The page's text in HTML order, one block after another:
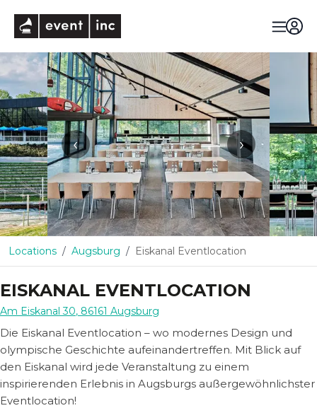
‹ ›
Locations Augsburg Eiskanal Eventlocation
EISKANAL EVENTLOCATION
Am Eiskanal 30, 86161 Augsburg
Die Eiskanal Eventlocation – wo modernes Design und
olympische Geschichte aufeinandertreffen. Mit Blick auf
den Eiskanal wird jede Veranstaltung zu einem
inspirierenden Erlebnis in Augsburgs außergewöhnlichster
Eventlocation!